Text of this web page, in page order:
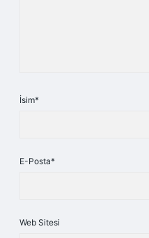
İsim*
E-Posta*
Web Sitesi